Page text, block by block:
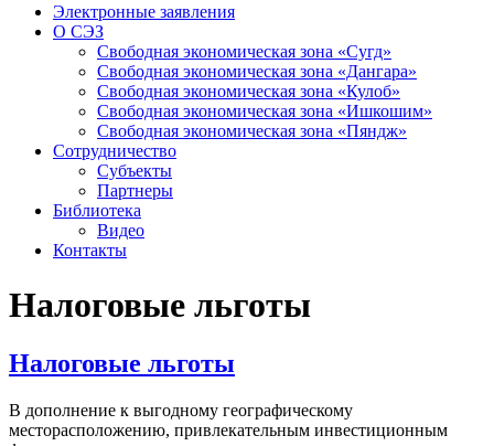
Электронные заявления
О СЭЗ
Свободная экономическая зона «Сугд»
Свободная экономическая зона «Дангара»
Свободная экономическая зона «Кулоб»
Свободная экономическая зона «Ишкошим»
Свободная экономическая зона «Пяндж»
Сотрудничество
Субъекты
Партнеры
Библиотека
Видео
Контакты
Налоговые льготы
Налоговые льготы
В дополнение к выгодному географическому
месторасположению, привлекательным инвестиционным